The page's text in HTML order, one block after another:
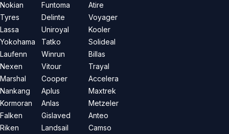
Nokian
Tyres
Lassa
Yokohama
Laufenn
Nexen
Marshal
Nankang
Kormoran
Falken
Riken
Funtoma
Delinte
Uniroyal
Tatko
Winrun
Vitour
Cooper
Aplus
Anlas
Gislaved
Landsail
Atire
Voyager
Kooler
Solideal
Billas
Trayal
Accelera
Maxtrek
Metzeler
Anteo
Camso